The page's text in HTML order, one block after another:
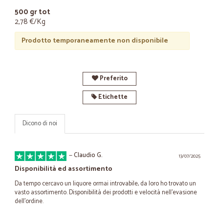
500 gr tot
2,78 €/Kg
Prodotto temporaneamente non disponibile
Preferito
Etichette
Dicono di noi
13/07/2025
—Claudio G.
Disponibilità ed assortimento
Da tempo cercavo un liquore ormai introvabile, da loro ho trovato un
vasto assortimento. Disponibilità dei prodotti e velocità nell'evasione
dell’ordine.